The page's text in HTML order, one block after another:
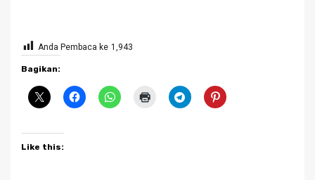
Anda Pembaca ke 1,943
Bagikan:
Like this: